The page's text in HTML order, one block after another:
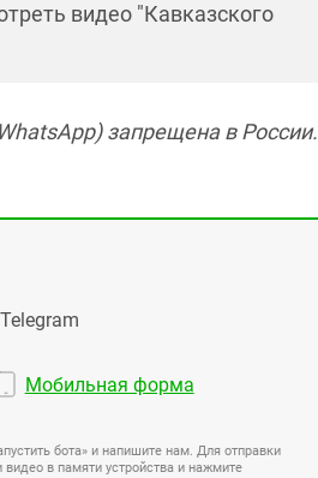
видео "Кавказского
запрещена в России.
Мобильная форма
бота» и напишите нам. Для отправки
в памяти устройства и нажмите